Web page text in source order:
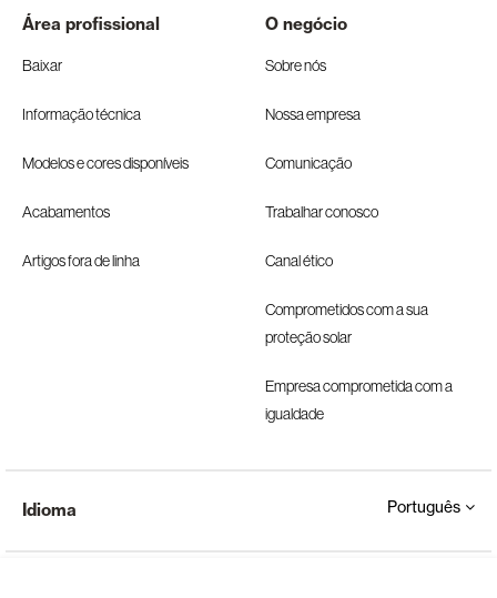
Área profissional
Baixar
Informação técnica
Modelos e cores disponíveis
Acabamentos
Artigos fora de linha
O negócio
Sobre nós
Nossa empresa
Comunicação
Trabalhar conosco
Canal ético
Comprometidos com a sua
proteção solar
Empresa comprometida com a
igualdade
Idioma Português